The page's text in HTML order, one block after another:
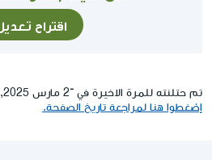
اقتراح تعديل
تم حتلنته للمرة الاخيرة في ־2 مارس 2025, 14:35
إضغطوا هنا لمراجعة تاريخ الصفحة.